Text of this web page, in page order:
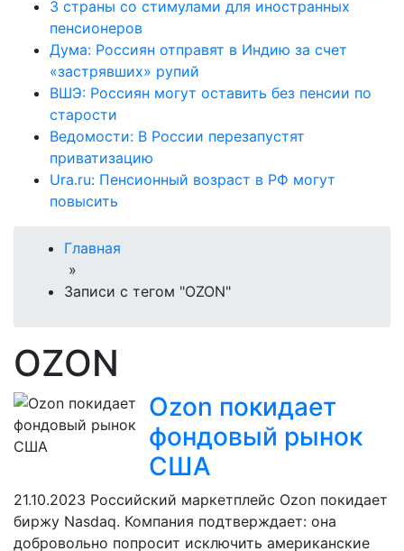
3 страны со стимулами для иностранных
пенсионеров
Дума: Россиян отправят в Индию за счет
«застрявших» рупий
ВШЭ: Россиян могут оставить без пенсии по
старости
Ведомости: В России перезапустят
приватизацию
Ura.ru: Пенсионный возраст в РФ могут
повысить
Главная
»
Записи с тегом "OZON"
OZON
Ozon покидает
фондовый рынок
США
21.10.2023 Российский маркетплейс Ozon покидает
биржу Nasdaq. Компания подтверждает: она
добровольно попросит исключить американские